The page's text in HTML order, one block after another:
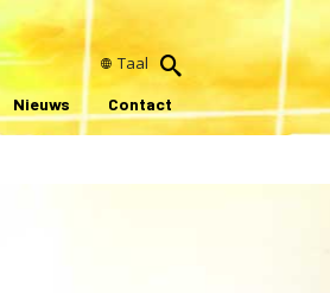
Taal
Nieuws Contact